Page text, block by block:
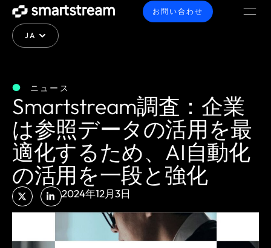
JA
お問い合わせ
ニュース
Smartstream調査：企業
は参照データの活用を最
適化するため、AI自動化
の活用を一段と強化
2024年12月3日